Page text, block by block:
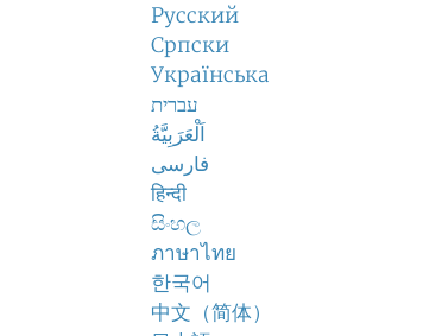
Русский
Српски
Українська
עברית
اَلْعَرَبِيَّةُ
فارسی
हिन्दी
සිංහල
ภาษาไทย
한국어
中文（简体）